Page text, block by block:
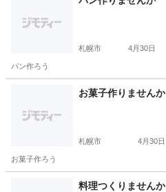
札幌市 4月30日
パン作ろう
パン
お菓子作りませんか
札幌市 4月30日
お菓子作ろう
お菓子
料理つくりませんか